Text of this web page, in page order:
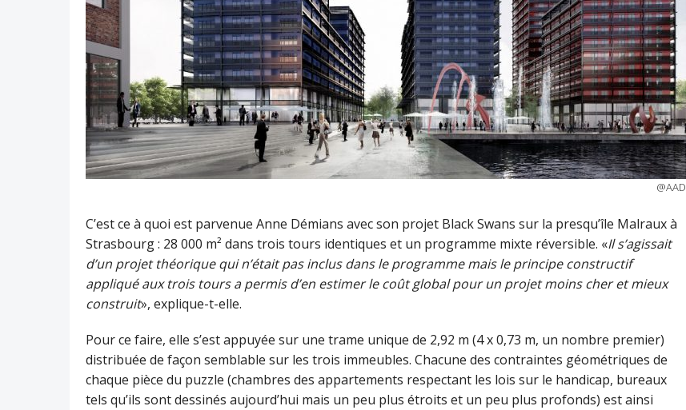
@AAD
C’est ce à quoi est parvenue Anne Démians avec son projet Black Swans sur la presqu’île Malraux à
Strasbourg : 28 000 m² dans trois tours identiques et un programme mixte réversible. «Il s’agissait
d’un projet théorique qui n’était pas inclus dans le programme mais le principe constructif
appliqué aux trois tours a permis d’en estimer le coût global pour un projet moins cher et mieux
construit», explique-t-elle.
Pour ce faire, elle s’est appuyée sur une trame unique de 2,92 m (4 x 0,73 m, un nombre premier)
distribuée de façon semblable sur les trois immeubles. Chacune des contraintes géométriques de
chaque pièce du puzzle (chambres des appartements respectant les lois sur le handicap, bureaux
tels qu’ils sont dessinés aujourd’hui mais un peu plus étroits et un peu plus profonds) est ainsi